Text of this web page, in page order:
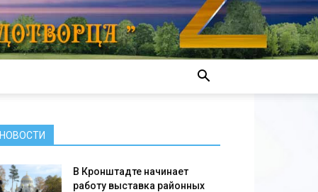
НОВОСТИ
В Кронштадте начинает
работу выставка районных